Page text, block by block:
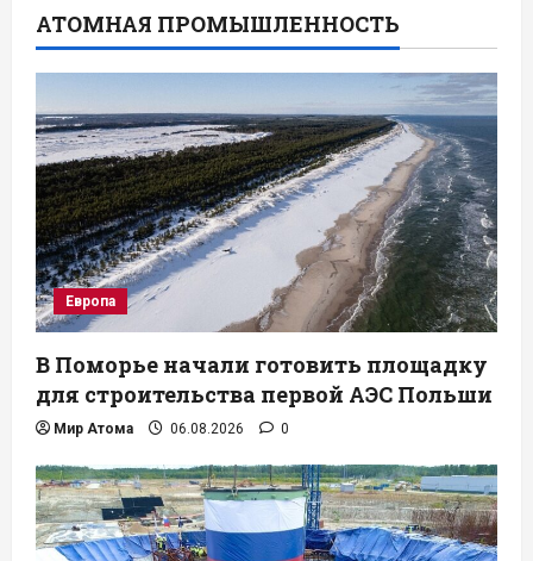
АТОМНАЯ ПРОМЫШЛЕННОСТЬ
Европа
В Поморье начали готовить площадку
для строительства первой АЭС Польши
Мир Атома 06.08.2026 0